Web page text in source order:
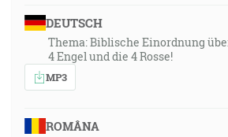
DEUTSCH
Thema: Biblische Einordnung
4 Engel und die 4 Rosse!
MP3
ROMÂNA